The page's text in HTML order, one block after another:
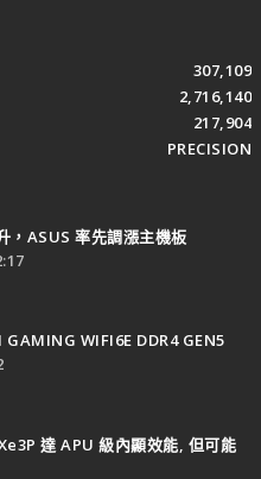
307,109
2,716,140
217,904
PRECISION
，ASUS 率先調漲主機板
WIFI6E DDR4 GEN5
達 APU 級內顯效能, 但可能